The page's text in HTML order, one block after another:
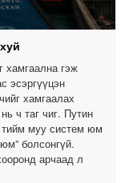
хамгаална гэж
эсэргүүцэн
хамгаалах
ч таг чиг. Путин
тийм муу систем юм
болсонгүй.
арчаад л